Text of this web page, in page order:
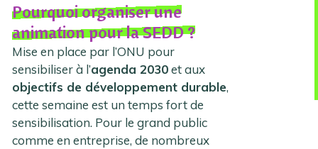
Pourquoi organiser une
animation pour la SEDD ?
Mise en place par l’ONU pour
sensibiliser à l’agenda 2030et aux
objectifs de développement durable,
cette semaine est un temps fort de
sensibilisation. Pour le grand public
comme en entreprise, de nombreux